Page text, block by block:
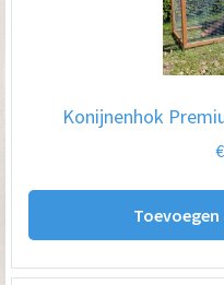
Konijnenhok
€